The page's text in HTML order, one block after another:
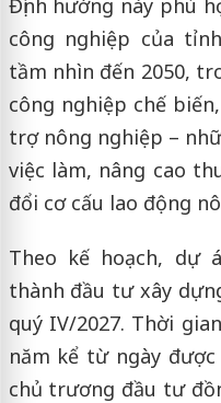
công nghiệp của
tầm nhìn đến 2050,
công nghiệp chế
trợ nông nghiệp –
việc làm, nâng cao
đổi cơ cấu lao động
Theo kế hoạch, dự
thành đầu tư xây
quý IV/2027. Thời
năm kể từ ngày
chủ trương đầu tư